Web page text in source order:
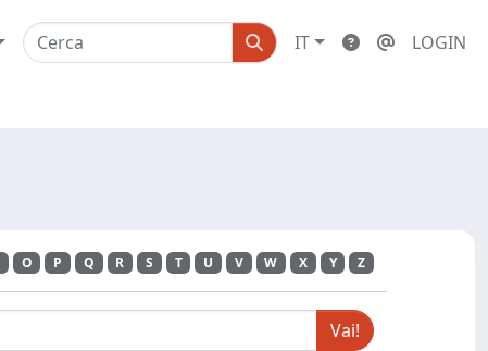
IT LOGIN
O P Q R S T U V W X Y Z